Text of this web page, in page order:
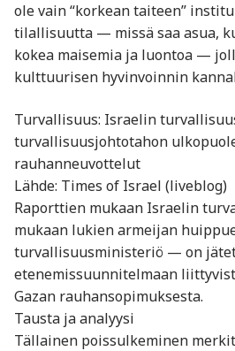
ole vain “korkean taiteen”
tilallisuutta — missä saa asua,
kokea maisemia ja luontoa —
kulttuurisen hyvinvoinnin
Turvallisuus: Israelin
turvallisuusjohtotahon
rauhanneuvottelut
Lähde: Times of Israel (liveblog)
Raporttien mukaan Israelin
mukaan lukien armeijan
turvallisuusministeriö — on
etenemissuunnitelmaan
Gazan rauhansopimuksesta.
Tausta ja analyysi
Tällainen poissulkeminen